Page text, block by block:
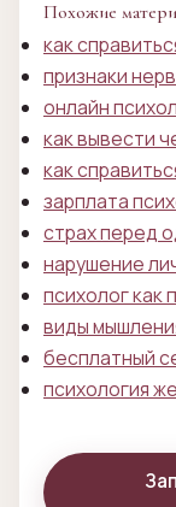
Похожие
как
признаки
онлайн
как вывести
как
зарплата
страх перед
нарушение
психолог как
виды
бесплатный
психология